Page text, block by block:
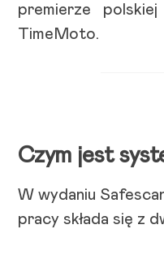
premierze
TimeMoto.
Czym jest
W wydaniu
pracy składa się z